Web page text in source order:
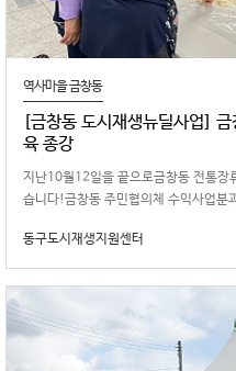
역사마을 금창동
[금창동 도시재생뉴딜사업]
육 종강
지난10월12일을 끝으로금창동 전통장
습니다!금창동 주민협의체 수익사업분
동구도시재생지원센터